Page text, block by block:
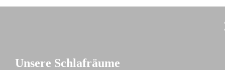
Unsere Schlafräume